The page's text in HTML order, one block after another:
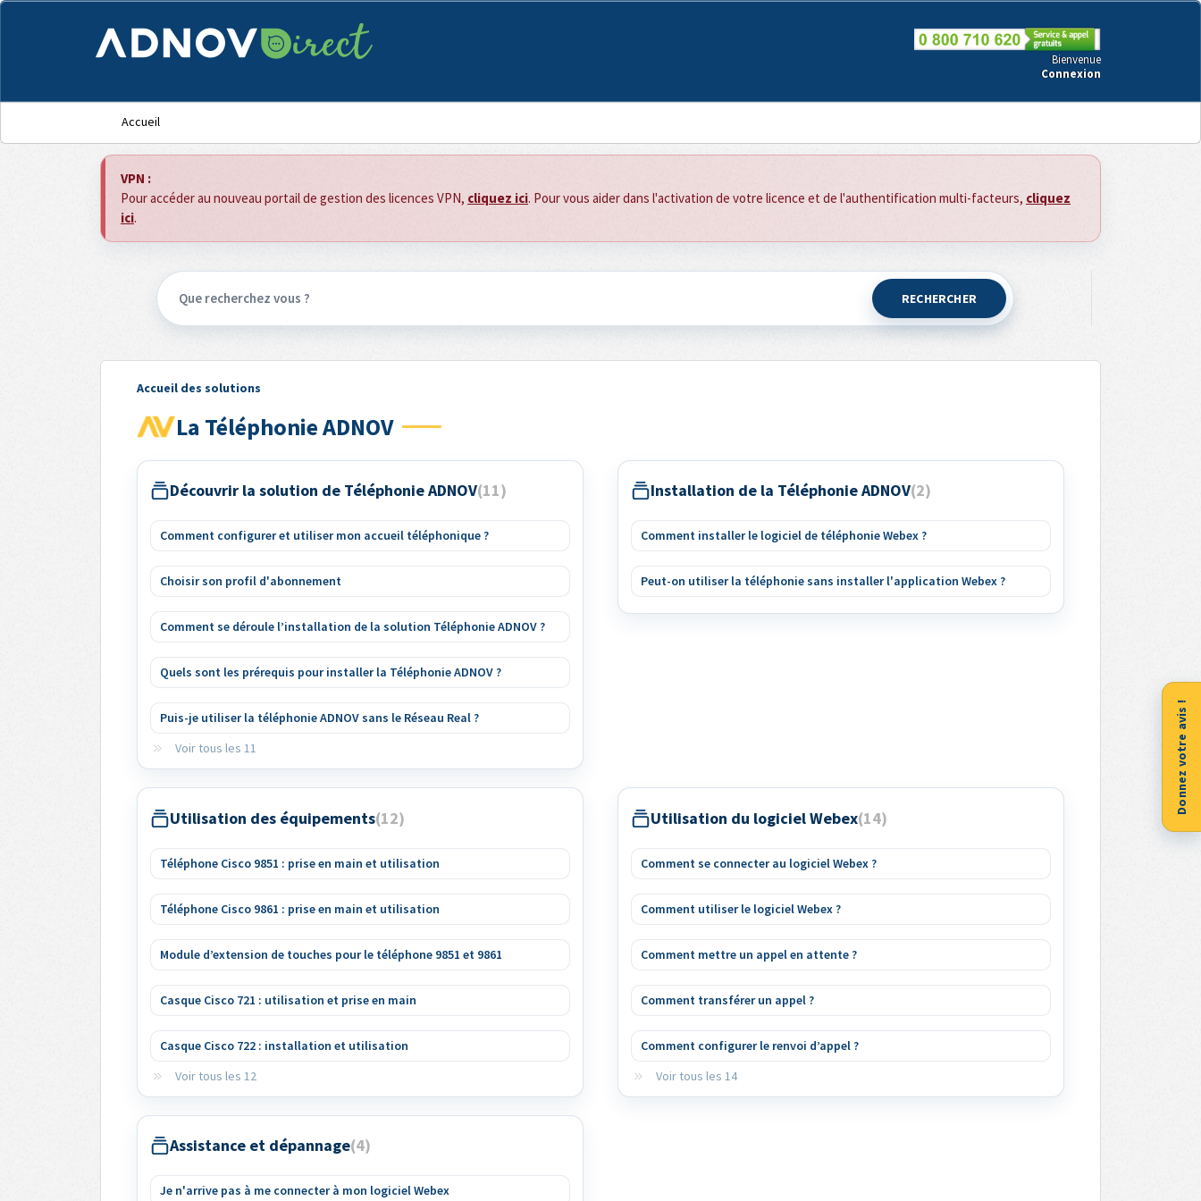
Panneau de gestion des cookies
Bienvenue
Connexion
Accueil
VPN :
Pour accéder au nouveau portail de gestion des licences VPN, cliquez ici. Pour vous aider dans l'activation de votre licence et de l'authentification multi-facteurs, cliquez
ici.
RECHERCHER
Accueil des solutions
La Téléphonie ADNOV
Découvrir la solution de Téléphonie ADNOV 11
Comment configurer et utiliser mon accueil téléphonique ?
Choisir son profil d'abonnement
Comment se déroule l’installation de la solution Téléphonie ADNOV ?
Quels sont les prérequis pour installer la Téléphonie ADNOV ?
Puis-je utiliser la téléphonie ADNOV sans le Réseau Real ?
Voir tous les 11
Installation de la Téléphonie ADNOV 2
Comment installer le logiciel de téléphonie Webex ?
Peut-on utiliser la téléphonie sans installer l'application Webex ?
Utilisation des équipements 12
Téléphone Cisco 9851 : prise en main et utilisation
Téléphone Cisco 9861 : prise en main et utilisation
Module d’extension de touches pour le téléphone 9851 et 9861
Casque Cisco 721 : utilisation et prise en main
Casque Cisco 722 : installation et utilisation
Voir tous les 12
Utilisation du logiciel Webex 14
Comment se connecter au logiciel Webex ?
Comment utiliser le logiciel Webex ?
Comment mettre un appel en attente ?
Comment transférer un appel ?
Comment configurer le renvoi d’appel ?
Voir tous les 14
Assistance et dépannage 4
Je n'arrive pas à me connecter à mon logiciel Webex
Donnez votre avis !